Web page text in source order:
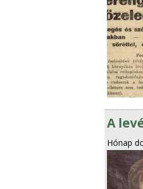
A
Hónap